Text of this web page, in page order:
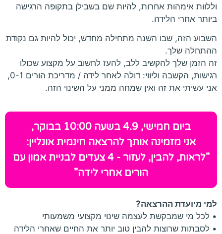
וללוות אימהות אחרות, להיות שם בשבילן בתקופה הרגישה
ביותר אחרי הלידה.
השבוע הזה, שבו השנה מתחילה מחדש, יכול להיות גם נקודת
ההתחלה שלך.
זה הזמן שלך להקשיב ללב, להעז לחשוב על מקצוע שכולו
רגישות, הקשבה וליווי: דולה לאחר לידה / מדריכת הורים 0-1,
אני עשיתי את זה ואין שמחה ממני על השינוי הזה.
ביום חמישי, 4.9 בשעה 10:00 בבוקר,
אני מזמינה אותך להרצאה חינמית אונליין:
"לראות, להבין, לעזור - 4 צעדים לבניית אמון עם
הורים אחרי לידה"
למי מיועדת ההרצאה?
• לכל מי שמבקשת לעצמה שינוי מקצועי משמעותי
• לסבתות שרוצות להבין טוב יותר את החיים שאחרי הלידה